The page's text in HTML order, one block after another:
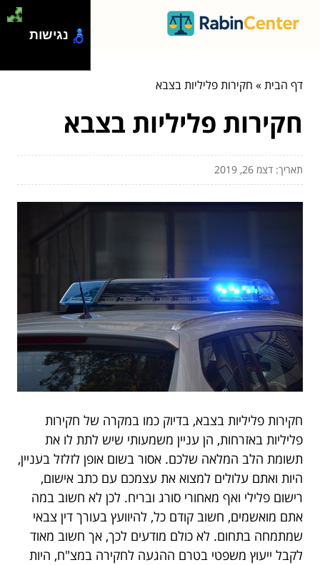
דף הבית» חקירות פליליות בצבא
חקירות פליליות בצבא
תאריך: דצמ 26, 2019
חקירות פליליות בצבא, בדיוק כמו במקרה של חקירות
פליליות באזרחות, הן עניין משמעותי שיש לתת לו את
תשומת הלב המלאה שלכם. אסור בשום אופן לזלזל בעניין,
היות ואתם עלולים למצוא את עצמכם עם כתב אישום,
רישום פלילי ואף מאחורי סורג ובריח. לכן לא חשוב במה
אתם מואשמים, חשוב קודם כל, להיוועץ בעורך דין צבאי
שמתמחה בתחום. לא כולם מודעים לכך, אך חשוב מאוד
לקבל ייעוץ משפטי בטרם ההגעה לחקירה במצ"ח, היות
נגישות